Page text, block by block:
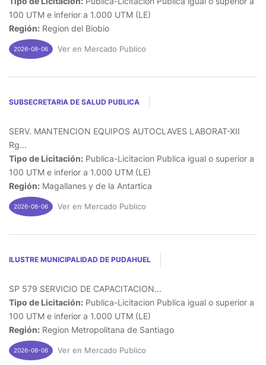
100 UTM e inferior a 1.000 UTM (LE)
Región: Region del Biobio
2026-08-06 Ver en Mercado Publico
SUBSECRETARIA DE SALUD PUBLICA
SERV. MANTENCION EQUIPOS AUTOCLAVES LABORAT-XII
Rg...
Tipo de Licitación: Publica-Licitacion Publica igual o superior a
100 UTM e inferior a 1.000 UTM (LE)
Región: Magallanes y de la Antartica
2026-08-06 Ver en Mercado Publico
ILUSTRE MUNICIPALIDAD DE PUDAHUEL
SP 579 SERVICIO DE CAPACITACION...
Tipo de Licitación: Publica-Licitacion Publica igual o superior a
100 UTM e inferior a 1.000 UTM (LE)
Región: Region Metropolitana de Santiago
2026-08-06 Ver en Mercado Publico